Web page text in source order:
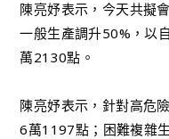
陳亮妤表示，今天共擬
一般生產調升50%，以
萬2130點。
陳亮妤表示，針對高危
6萬1197點；困難複雜